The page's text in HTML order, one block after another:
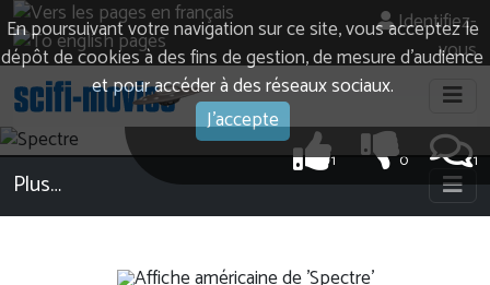
En poursuivant votre navigation sur ce site, vous acceptez le
dépôt de cookies à des fins de gestion, de mesure d’audience
et pour accéder à des réseaux sociaux.
J'accepte
Identifiez-
vous
1
0
1
Plus…